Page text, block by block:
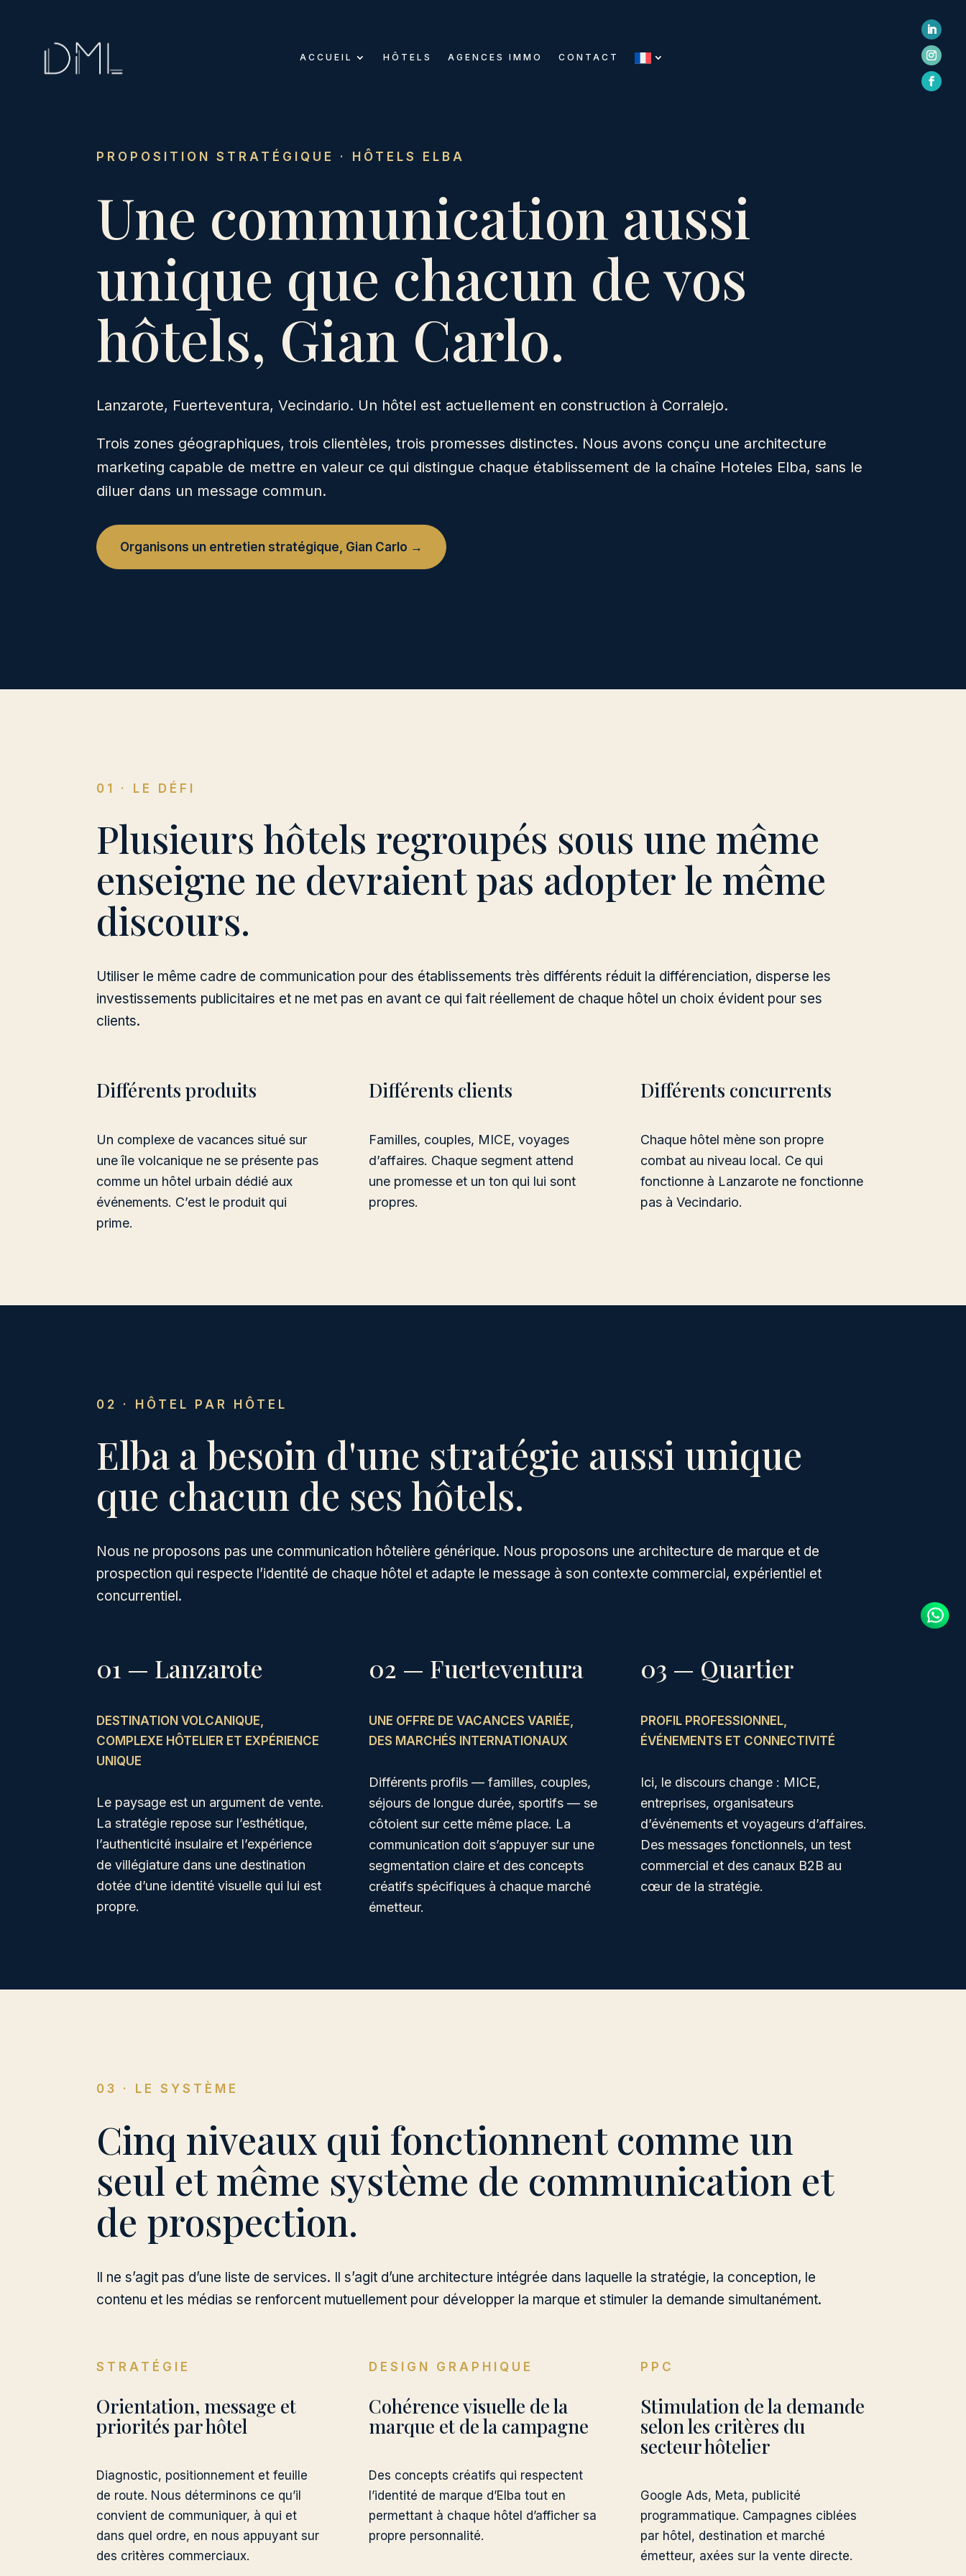
ACCUEIL HÔTELS AGENCES IMMO CONTACT
PROPOSITION STRATÉGIQUE · HÔTELS ELBA
Une communication aussi
unique que chacun de vos
hôtels, Gian Carlo.
Lanzarote, Fuerteventura, Vecindario. Un hôtel est actuellement en construction à Corralejo.
Trois zones géographiques, trois clientèles, trois promesses distinctes. Nous avons conçu une architecture
marketing capable de mettre en valeur ce qui distingue chaque établissement de la chaîne Hoteles Elba, sans le
diluer dans un message commun.
Organisons un entretien stratégique, Gian Carlo →
01 · LE DÉFI
Plusieurs hôtels regroupés sous une même
enseigne ne devraient pas adopter le même
discours.
Utiliser le même cadre de communication pour des établissements très différents réduit la différenciation, disperse les
investissements publicitaires et ne met pas en avant ce qui fait réellement de chaque hôtel un choix évident pour ses
clients.
Différents produits
Un complexe de vacances situé sur
une île volcanique ne se présente pas
comme un hôtel urbain dédié aux
événements. C’est le produit qui
prime.
Différents clients
Familles, couples, MICE, voyages
d’affaires. Chaque segment attend
une promesse et un ton qui lui sont
propres.
Différents concurrents
Chaque hôtel mène son propre
combat au niveau local. Ce qui
fonctionne à Lanzarote ne fonctionne
pas à Vecindario.
02 · HÔTEL PAR HÔTEL
Elba a besoin d'une stratégie aussi unique
que chacun de ses hôtels.
Nous ne proposons pas une communication hôtelière générique. Nous proposons une architecture de marque et de
prospection qui respecte l’identité de chaque hôtel et adapte le message à son contexte commercial, expérientiel et
concurrentiel.
01 — Lanzarote
DESTINATION VOLCANIQUE,
COMPLEXE HÔTELIER ET EXPÉRIENCE
UNIQUE
Le paysage est un argument de vente.
La stratégie repose sur l’esthétique,
l’authenticité insulaire et l’expérience
de villégiature dans une destination
dotée d’une identité visuelle qui lui est
propre.
02 — Fuerteventura
UNE OFFRE DE VACANCES VARIÉE,
DES MARCHÉS INTERNATIONAUX
Différents profils — familles, couples,
séjours de longue durée, sportifs — se
côtoient sur cette même place. La
communication doit s’appuyer sur une
segmentation claire et des concepts
créatifs spécifiques à chaque marché
émetteur.
03 — Quartier
PROFIL PROFESSIONNEL,
ÉVÉNEMENTS ET CONNECTIVITÉ
Ici, le discours change : MICE,
entreprises, organisateurs
d’événements et voyageurs d’affaires.
Des messages fonctionnels, un test
commercial et des canaux B2B au
cœur de la stratégie.
03 · LE SYSTÈME
Cinq niveaux qui fonctionnent comme un
seul et même système de communication et
de prospection.
Il ne s’agit pas d’une liste de services. Il s’agit d’une architecture intégrée dans laquelle la stratégie, la conception, le
contenu et les médias se renforcent mutuellement pour développer la marque et stimuler la demande simultanément.
STRATÉGIE
Orientation, message et
priorités par hôtel
Diagnostic, positionnement et feuille
de route. Nous déterminons ce qu’il
convient de communiquer, à qui et
dans quel ordre, en nous appuyant sur
des critères commerciaux.
DESIGN GRAPHIQUE
Cohérence visuelle de la
marque et de la campagne
Des concepts créatifs qui respectent
l’identité de marque d’Elba tout en
permettant à chaque hôtel d’afficher sa
propre personnalité.
PPC
Stimulation de la demande
selon les critères du
secteur hôtelier
Google Ads, Meta, publicité
programmatique. Campagnes ciblées
par hôtel, destination et marché
émetteur, axées sur la vente directe.